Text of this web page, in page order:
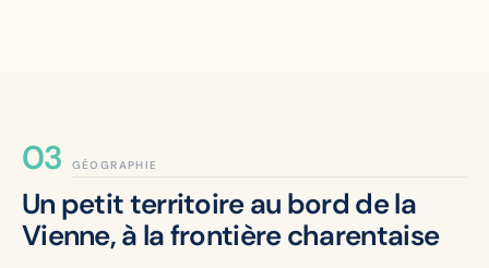
GÉOGRAPHIE
Un petit territoire au bord de la
Vienne, à la frontière charentaise